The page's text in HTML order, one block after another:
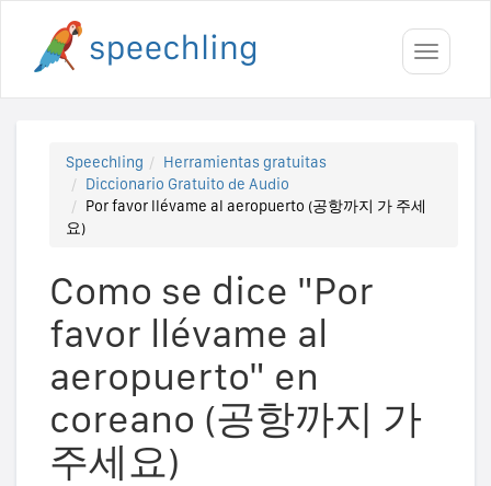
Toggle
Speechling
Herramientas gratuitas
Diccionario Gratuito de Audio
Por favor llévame al aeropuerto (공항까지 가 주세
요)
Como se dice "Por
favor llévame al
aeropuerto" en
coreano (공항까지 가
주세요)